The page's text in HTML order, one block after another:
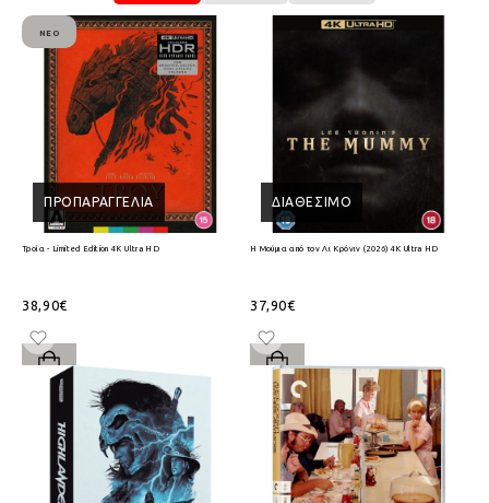
ΠΡΟΠΑΡΑΓΓΕΛΊΑ
ΝΈΟ
Τροία - Limited Edition 4K Ultra HD
38,90€
ΔΙΑΘΈΣΙΜΟ
Η Μούμια από τον Λι Κρόνιν (2026) 4K Ultra HD
37,90€